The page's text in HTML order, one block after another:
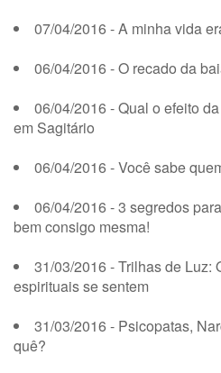
07/04/2016 - A minha vida
06/04/2016 - O recado da
06/04/2016 - Qual o efeito
em Sagitário
06/04/2016 - Você sabe
06/04/2016 - 3 segredos
bem consigo mesma!
31/03/2016 - Trilhas de Luz:
espirituais se sentem
31/03/2016 - Psicopatas,
quê?